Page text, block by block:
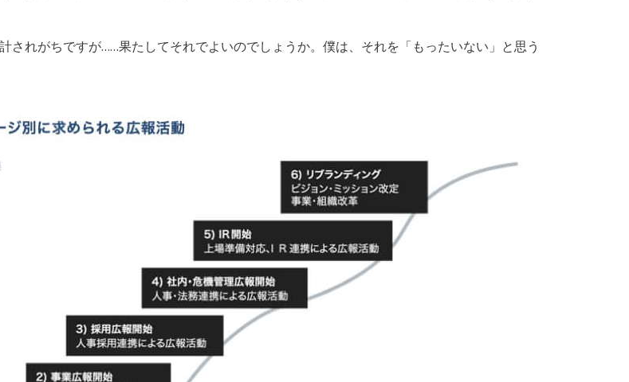
されがちですが……果たしてそれでよいのでしょうか。僕は、それを「もったいない」と思う